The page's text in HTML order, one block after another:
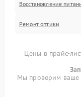
Восстановление
Ремонт оптики
Цены в прайс-
Мы проверим ваше